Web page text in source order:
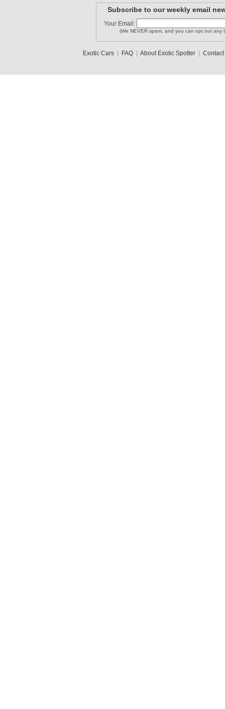
Subscribe to our weekly email
Your Email:
(We NEVER spam, and you can opt out any
Exotic Cars| FAQ| About Exotic Spotter| Contact